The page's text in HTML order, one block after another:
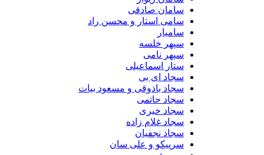
سامان صادقی
سامی استار و محسن راد
سامیار
سپهر خلسه
سپهر نامی
ستار اسماعیلی
سجاد ای بی
سجاد باذوقی و مسعود بیات
سجاد حاتمی
سجاد خیری
سجاد غلام زاده
سجاد نجفیان
سرپیکو و علی سان